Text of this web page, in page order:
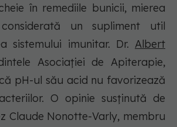
în remediile bunicii, mierea
un supliment util
sistemului imunitar. Dr. Albert
Asociației de Apiterapie,
pH-ul său acid nu favorizează
O opinie susținută de
Claude Nonotte-Varly, membru